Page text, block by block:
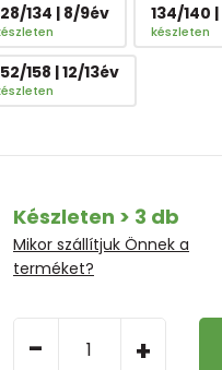
134 | 8/9év
134/140
készleten
158 | 12/13év
Készleten > 3 db
Mikor szállítjuk Önnek a
terméket?
- +